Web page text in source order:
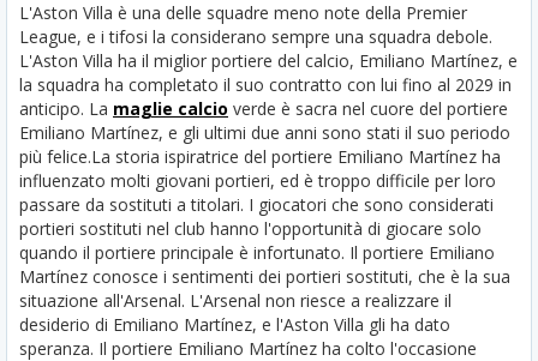
L'Aston Villa è una delle squadre meno note della Premier
League, e i tifosi la considerano sempre una squadra debole.
L'Aston Villa ha il miglior portiere del calcio, Emiliano Martínez, e
la squadra ha completato il suo contratto con lui fino al 2029 in
anticipo. La maglie calcio verde è sacra nel cuore del portiere
Emiliano Martínez, e gli ultimi due anni sono stati il suo periodo
più felice.La storia ispiratrice del portiere Emiliano Martínez ha
influenzato molti giovani portieri, ed è troppo difficile per loro
passare da sostituti a titolari. I giocatori che sono considerati
portieri sostituti nel club hanno l'opportunità di giocare solo
quando il portiere principale è infortunato. Il portiere Emiliano
Martínez conosce i sentimenti dei portieri sostituti, che è la sua
situazione all'Arsenal. L'Arsenal non riesce a realizzare il
desiderio di Emiliano Martínez, e l'Aston Villa gli ha dato
speranza. Il portiere Emiliano Martínez ha colto l'occasione